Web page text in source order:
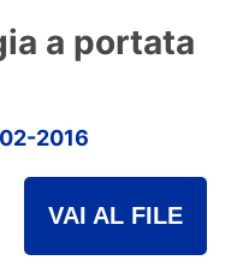
a portata
2016
VAI AL FILE